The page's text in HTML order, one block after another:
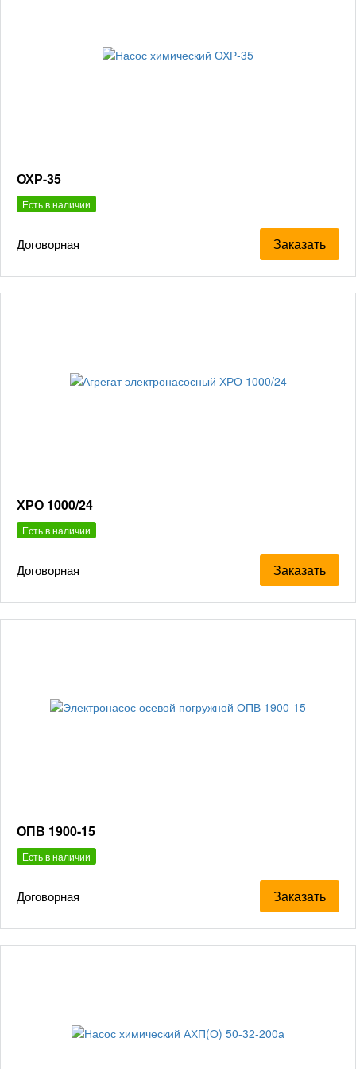
ОХР-35
Есть в наличии
Договорная Заказать
ХРО 1000/24
Есть в наличии
Договорная Заказать
ОПВ 1900-15
Есть в наличии
Договорная Заказать